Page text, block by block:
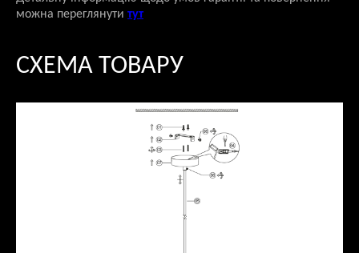
можна переглянути тут
СХЕМА ТОВАРУ